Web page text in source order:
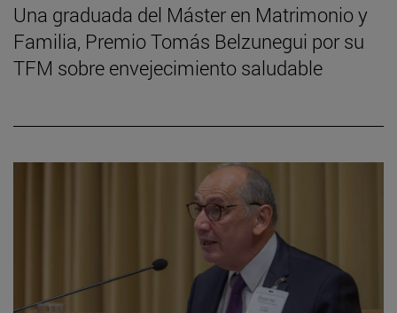
Una graduada del Máster en Matrimonio y
Familia, Premio Tomás Belzunegui por su
TFM sobre envejecimiento saludable